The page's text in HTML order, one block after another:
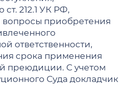
212.1 УК РФ,
приобретения
ответственности,
срока применения
преюдиции. С учетом
Суда докладчик